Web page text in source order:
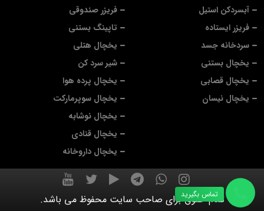
فریزر صندوقی
تاپینگ بستنی
یخچال هتلی
شیر سرد کن
یخچال پرده هوا
یخچال سوپرمارکت
یخچال نوشابه
یخچال قنادی
یخچال داروخانه
آبسردکن استیل
فریزر ایستاده
سردخانه جسد
یخچال بستنی
یخچال قصابی
یخچال نیسان
تمام حقوق برای صاحب سایت محفوظ می باشد.
تماس بگیرید